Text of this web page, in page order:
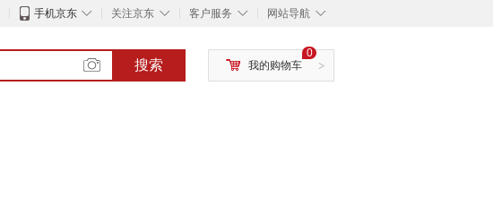
◇
手机京东 ◇
关注京东 ◇
客户服务 ◇
网站导航
搜索 >
0
我的购物车